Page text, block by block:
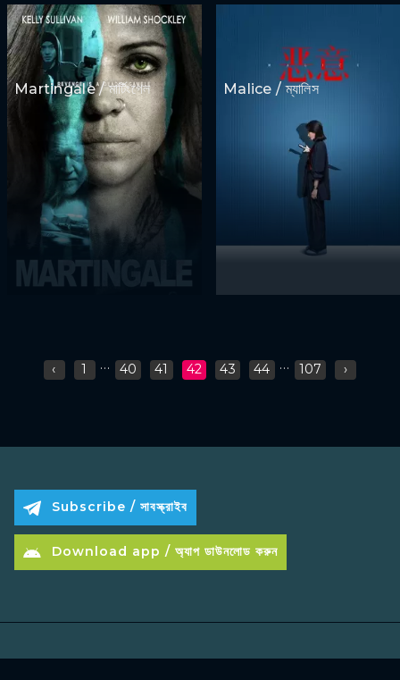
Martingale / মার্টিংগেল Malice / ম্যালিস
‹ 1 ... 40 41 42 43 44 ... 107 ›
Subscribe / সাবস্ক্রাইব
Download app / অ্যাপ ডাউনলোড করুন